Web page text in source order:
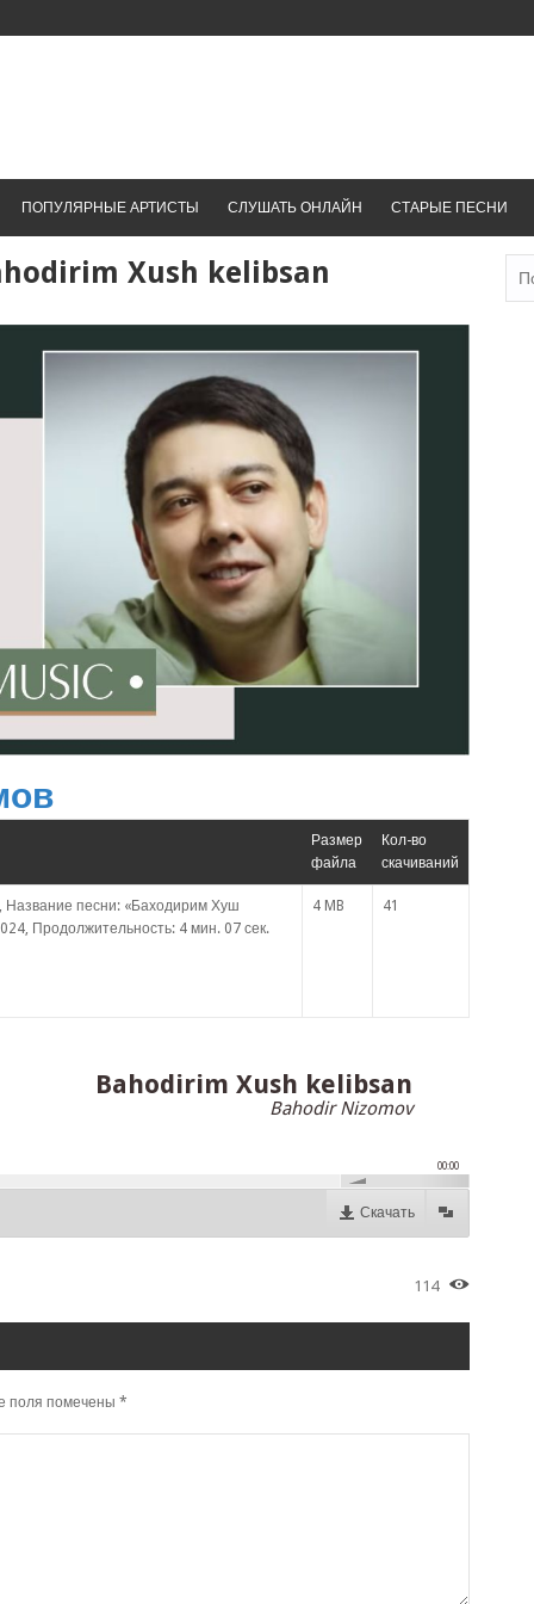
ПОПУЛЯРНЫЕ АРТИСТЫ СЛУШАТЬ ОНЛАЙН СТАРЫЕ ПЕСНИ
Xush kelibsan
Размер
файла
Кол-во
скачиваний
песни: «Баходирим Хуш
Продолжительность: 4 мин. 07 сек.
4 MB 41
Bahodirim Xush kelibsan
Bahodir Nizomov
00:00
Скачать
114
поля помечены *